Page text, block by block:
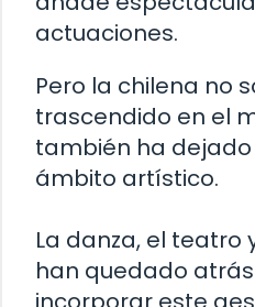
actuaciones.
Pero la chilena no
trascendido en el
también ha dejado
ámbito artístico.
La danza, el teatro
han quedado